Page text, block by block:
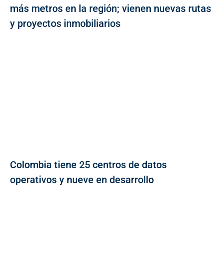
más metros en la región; vienen nuevas rutas
y proyectos inmobiliarios
Colombia tiene 25 centros de datos
operativos y nueve en desarrollo